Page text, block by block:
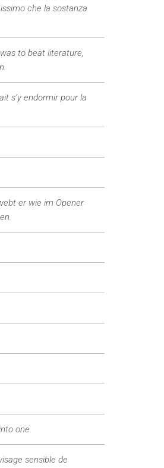
che la sostanza
to beat literature,
s’y endormir pour la
er wie im Opener
one.
sensible de